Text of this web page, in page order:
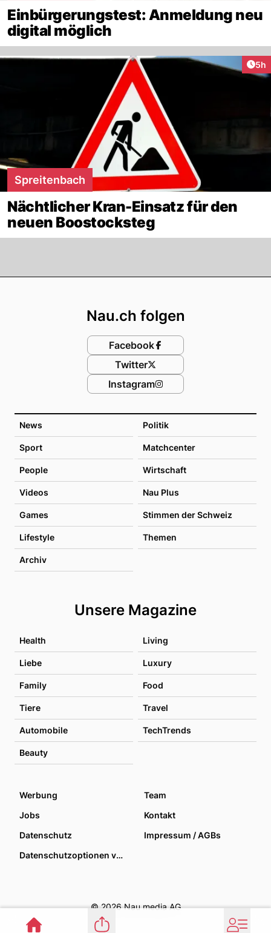
Einbürgerungstest: Anmeldung neu
digital möglich
5h
Spreitenbach
Nächtlicher Kran-Einsatz für den
neuen Boostocksteg
News Politik
Sport Matchcenter
People Wirtschaft
Videos Nau Plus
Games Stimmen der Schweiz
Lifestyle Themen
Archiv
Unsere Magazine
Health Living
Liebe Luxury
Family Food
Tiere Travel
Automobile TechTrends
Beauty
Nau.ch folgen
Facebook
Twitter
Instagram
Werbung
Team
Jobs
Kontakt
Datenschutz
Impressum / AGBs
Datenschutzoptionen verwalten
© 2026 Nau media AG